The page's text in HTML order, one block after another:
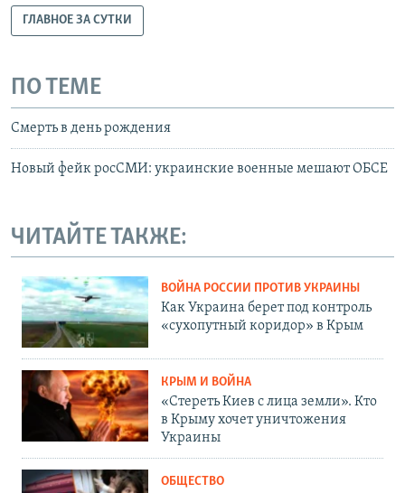
ГЛАВНОЕ ЗА СУТКИ
ПО ТЕМЕ
Смерть в день рождения
Новый фейк росСМИ: украинские военные мешают ОБСЕ
ЧИТАЙТЕ ТАКЖЕ:
ВОЙНА РОССИИ ПРОТИВ УКРАИНЫ
Как Украина берет под контроль
«сухопутный коридор» в Крым
КРЫМ И ВОЙНА
«Стереть Киев с лица земли». Кто
в Крыму хочет уничтожения
Украины
ОБЩЕСТВО